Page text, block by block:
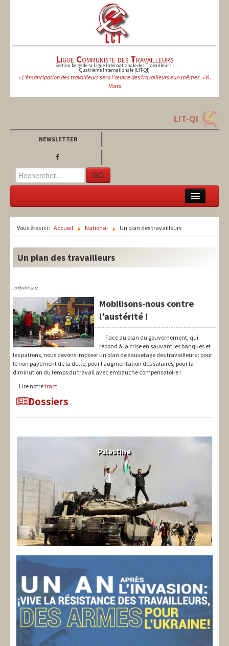
Ligue Communiste des Travailleurs
Section belge de la Ligue Internationale des Travailleurs -
Quatrième Internationale (LIT-QI)
« L'émancipation des travailleurs sera l'œuvre des travailleurs eux-mêmes. »K.
Marx
LIT-QI
NEWSLETTER
GO
Théorie
International
Syndical
Social
Thèmes
Vous êtes ici : Accueil National Un plan des travailleurs
Un plan des travailleurs
10 février 2015
Mobilisons-nous contre
l’austérité !
Face au plan du gouvernement, qui
répond à la crise en sauvant les banques et
les patrons, nous devons imposer un plan de sauvetage des travailleurs : pour
le non payement de la dette, pour l’augmentation des salaires, pour la
diminution du temps du travail avec embauche compensatoire !
Lire notretract.
Dossiers
Palestine